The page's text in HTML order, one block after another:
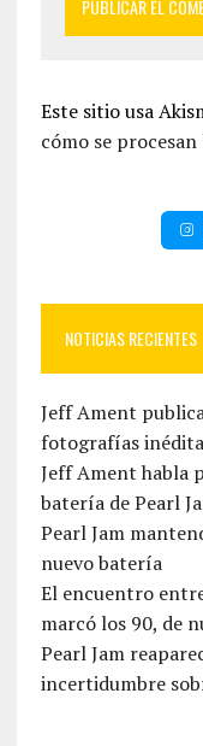
Este sitio usa
cómo se
NOTICIAS RECIENTES
Jeff Ament
fotografías
Jeff Ament habla
batería de Pearl
Pearl Jam
nuevo batería
El encuentro
marcó los 90, de
Pearl Jam
incertidumbre